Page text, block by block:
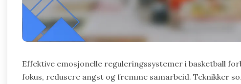
Effektive emosjonelle reguleringssystemer i basketball
fokus, redusere angst og fremme samarbeid. Teknikker